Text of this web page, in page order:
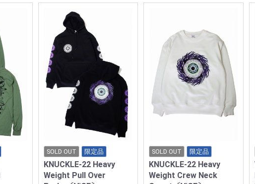
SOLD OUT 限定品
KNUCKLE-22 Heavy
Weight Pull Over
SOLD OUT 限定品
KNUCKLE-22 Heavy
Weight Crew Neck